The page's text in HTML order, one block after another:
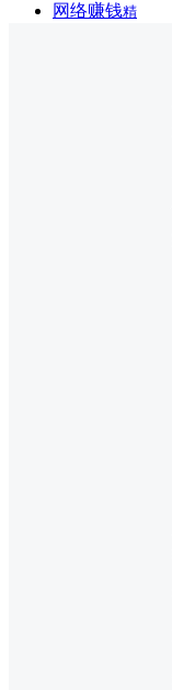
网络赚钱精